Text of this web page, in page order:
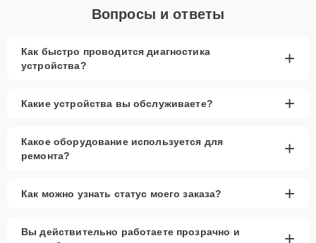
Вопросы и ответы
Как быстро проводится диагностика
устройства?
+
Какие устройства вы обслуживаете? +
Какое оборудование используется для
ремонта?
+
Как можно узнать статус моего заказа? +
Вы действительно работаете прозрачно и
+